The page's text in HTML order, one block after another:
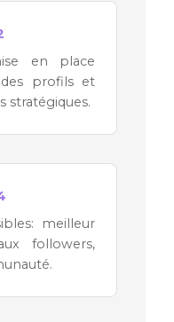
en place
profils et
stratégiques.
meilleur
followers,